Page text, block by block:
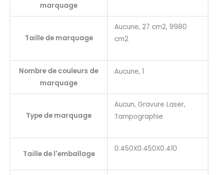
marquage
Taille de marquage
Aucune, 27 cm2, 9980
cm2
Nombre de couleurs de
marquage
Aucune, 1
Type de marquage
Aucun, Gravure Laser,
Tampographie
Taille de l'emballage
0.450X0.450X0.410